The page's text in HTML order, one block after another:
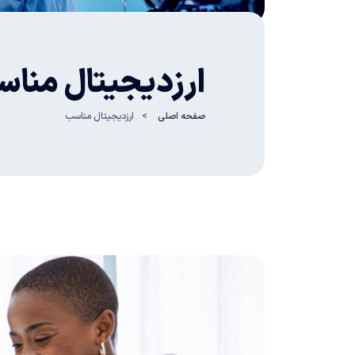
ارزدیجیتال
صفحه اصلی ارزدیجیتال مناسب